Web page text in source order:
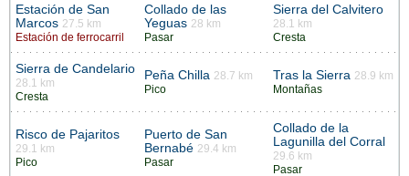
Estación de San
Marcos 27.5 km
Estación de ferrocarril
Collado de las
Yeguas 28 km
Pasar
Sierra del Calvitero
28.1 km
Cresta
Sierra de Candelario
28.1 km
Cresta
Peña Chilla 28.7 km
Pico
Tras la Sierra 28.9 km
Montañas
Risco de Pajaritos
29.1 km
Pico
Puerto de San
Bernabé 29.4 km
Pasar
Collado de la
Lagunilla del Corral
29.6 km
Pasar